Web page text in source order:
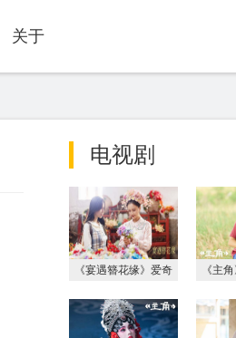
关于
电视剧
《宴遇簪花缘》爱奇
逅海洋美食
《主
曲”沉